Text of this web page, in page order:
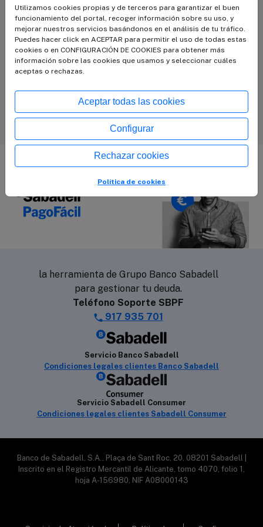
Utilizamos cookies propias y de terceros para garantizar el buen
funcionamiento del portal, recoger información sobre su uso, y
mejorar nuestros servicios basándonos en el análisis de tu tráfico.
Puedes hacer click en ACEPTAR para permitir el uso de todas estas
cookies o en CONFIGURACIÓN DE COOKIES para obtener más
información sobre las cookies que usamos y seleccionar cuáles
aceptas o rechazas.
Aceptar todas las cookies
Configurar
Rechazar cookies
Política de cookies
¿Qué es Sabadell PagoFácil?
¿Qué métodos de pago están disponibles?
transacciones
Más preguntas frecuentes
la herramienta de Grupo Banco Sabadell
para gestionar tu deuda.
Teléfono Soporte SBPF
917 935 701
Servicio Banco Sabadell
Condiciones legales clientes Banco Sabadell
Servicio Sabadell Consumer
Condiciones legales clientes Sabadell Consumer
Banco de Sabadell, S.A., Plaça de Sant Roc, 20, 08201 Sabadell |
Inscrito en el Registro Mercantil de Alicante, tomo 4070, folio 1,
hoja A-156980, NIF A08000143